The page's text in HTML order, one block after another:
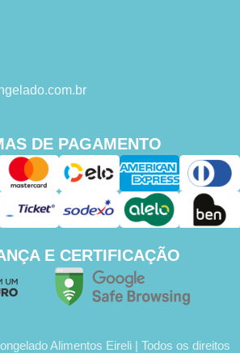
DE PAGAMENTO
E CERTIFICAÇÃO
Alimentos Eireli | Todos os direitos